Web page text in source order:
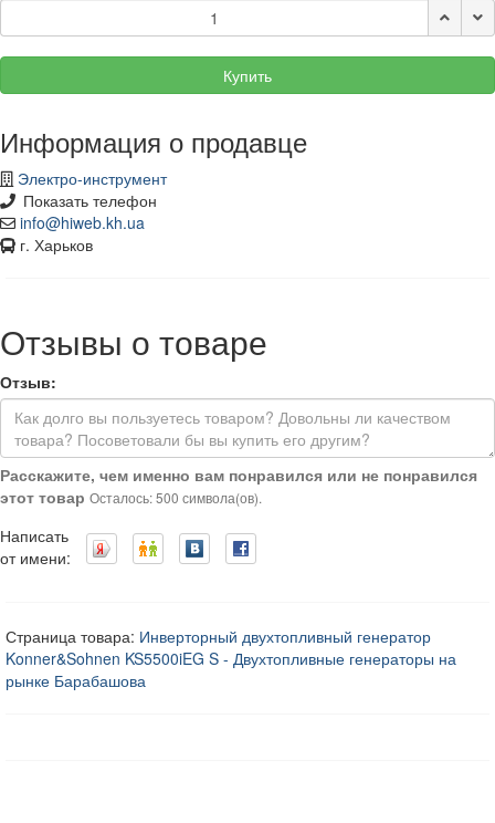
Купить
Информация о продавце
Электро-инструмент
Показать телефон
info@hiweb.kh.ua
г. Харьков
Отзывы о товаре
Отзыв:
Расскажите, чем именно вам понравился или не понравился
этот товар Осталось: 500 символа(ов).
Написать
от имени:
Страница товара: Инверторный двухтопливный генератор
Konner&Sohnen KS5500iEG S - Двухтопливные генераторы на
рынке Барабашова